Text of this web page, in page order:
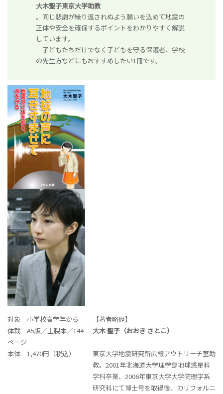
大木聖子東京大学助教
。同じ悲劇が繰り返されぬよう願いを込めて地震の
正体や安全を確保するポイントをわかりやすく解説
しています。
子どもたちだけでなく子どもを守る保護者、学校
の先生方などにもおすすめしたい1冊です。
対象 小学校高学年から
体裁 A5版／上製本／144
ページ
本体 1,470円（税込）
【著者略歴】
大木 聖子（おおき さとこ）
東京大学地震研究所広報アウトリーチ室助
教。2001年北海道大学理学部地球惑星科
学科卒業、2006年東京大学大学院理学系
研究科にて博士号を取得後、カリフォルニ